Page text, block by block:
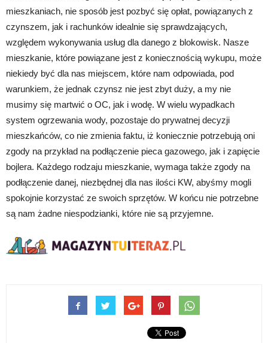
mieszkaniach, nie sposób jest pozbyć się opłat, powiązanych z
czynszem, jak i rachunków idealnie się sprawdzających,
względem wykonywania usług dla danego z blokowisk. Nasze
mieszkanie, które powiązane jest z koniecznością wykupu, może
niekiedy być dla nas miejscem, które nam odpowiada, pod
warunkiem, że jednak czynsz nie jest zbyt duży, a my nie
musimy się martwić o OC, jak i wodę. W wielu wypadkach
system ogrzewania wody, pozostaje do prywatnej decyzji
mieszkańców, co nie zmienia faktu, iż koniecznie potrzebują oni
zgody na przykład na podłączenie pieca gazowego, jak i zapięcie
bojlera. Każdego rodzaju mieszkanie, wymaga także zgody na
podłączenie danej, niezbędnej dla nas ilości KW, abyśmy mogli
spokojnie korzystać ze swoich sprzętów. W końcu nie potrzebne
są nam żadne niespodzianki, które nie są przyjemne.